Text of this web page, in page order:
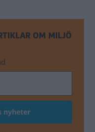
OM MILJÖ